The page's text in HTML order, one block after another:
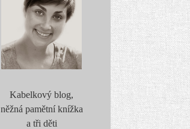
Kabelkový blog,
něžná pamětní knížka
a tři děti